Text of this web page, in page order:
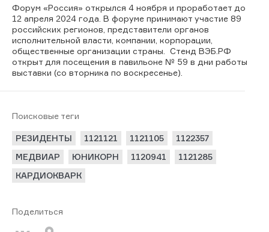
Форум «Россия» открылся 4 ноября и проработает до
12 апреля 2024 года. В форуме принимают участие 89
российских регионов, представители органов
исполнительной власти, компании, корпорации,
общественные организации страны. Стенд ВЭБ.РФ
открыт для посещения в павильоне № 59 в дни работы
выставки (со вторника по воскресенье).
Поисковые теги
РЕЗИДЕНТЫ 1121121 1121105
1122357
МЕДВИАР
ЮНИКОРН 1120941
1121285
КАРДИОКВАРК
Поделиться